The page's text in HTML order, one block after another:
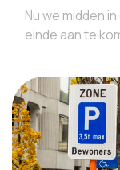
Nu we midden
einde aan te